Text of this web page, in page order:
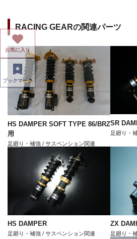
RACING GEARの関連パーツ
HS DAMPER SOFT TYPE 86/BRZ
用
足廻り・補強 / サスペンション関連
SR
足廻り・
HS DAMPER
足廻り・補強 / サスペンション関連
ZX
足廻り・
お気に入り
ブックマーク